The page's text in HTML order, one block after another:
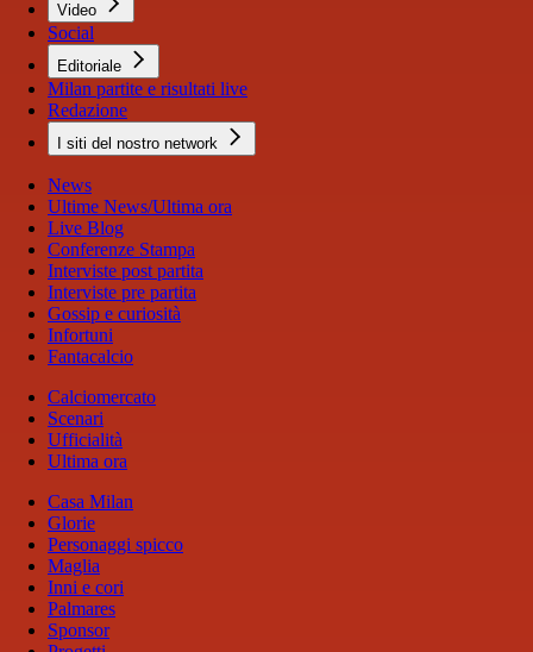
Video
Social
Editoriale
Milan partite e risultati live
Redazione
I siti del nostro network
News
Ultime News/Ultima ora
Live Blog
Conferenze Stampa
Interviste post partita
Interviste pre partita
Gossip e curiosità
Infortuni
Fantacalcio
Calciomercato
Scenari
Ufficialità
Ultima ora
Casa Milan
Glorie
Personaggi spicco
Maglia
Inni e cori
Palmares
Sponsor